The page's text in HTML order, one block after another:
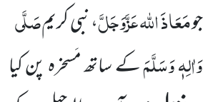
مَعَاذَ اللہعَزَّوَجَلَّ، نبی کریمصَلَّی
وَاٰلِہٖ وَسَلَّمَکے ساتھ مَسخرہ پن کیا